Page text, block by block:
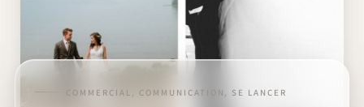
COMMERCIAL, COMMUNICATION, SE LANCER